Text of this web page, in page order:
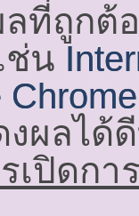
ลที่ถูกต้
ช่น
งผลได้
เปิดกา